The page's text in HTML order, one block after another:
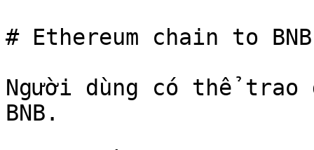
# Ethereum chain to
Người dùng có thể trao
BNB.‌